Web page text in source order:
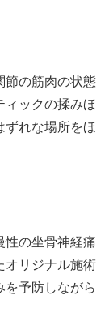
節の筋肉の状態
ィックの揉みほ
ずれな場所をほ
性の坐骨神経痛
オリジナル施術
を予防しながら